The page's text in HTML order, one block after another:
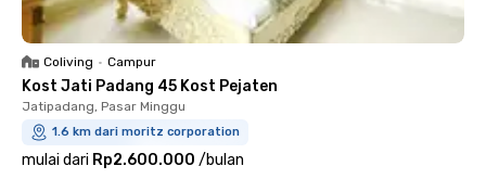
Coliving • Campur
Kost Jati Padang 45 Kost Pejaten
Jatipadang, Pasar Minggu
1.6 km dari moritz corporation
mulai dari Rp2.600.000 /bulan